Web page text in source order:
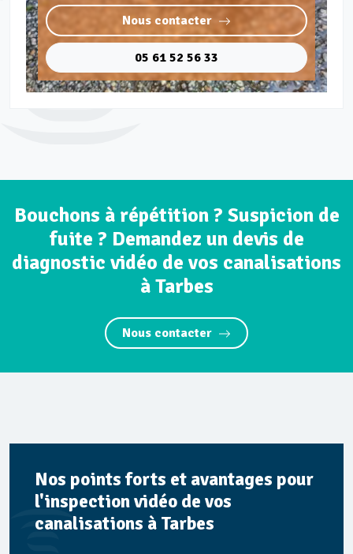
Nous contacter
05 61 52 56 33
Bouchons à répétition ? Suspicion de
fuite ? Demandez un devis de
diagnostic vidéo de vos canalisations
à Tarbes
Nous contacter
Nos points forts et avantages pour
l'inspection vidéo de vos
canalisations à Tarbes